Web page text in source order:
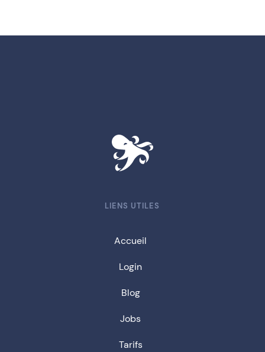
LIENS UTILES
Accueil
Login
Blog
Jobs
Tarifs